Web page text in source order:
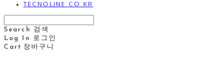
TECNOLINE.CO.KR
Search
검색
Log In
로그인
Cart 장바구니